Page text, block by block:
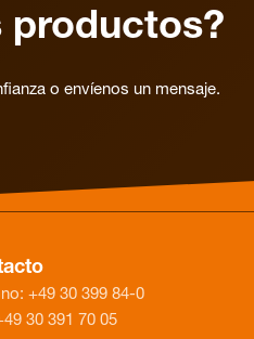
productos?
o envíenos un mensaje.
+49 30 399 84-0
30 391 70 05